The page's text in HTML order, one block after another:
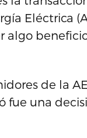
Eléctrica
algo
de la
una